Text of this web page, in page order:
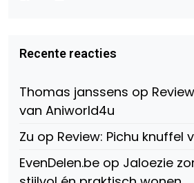
Beauty-
147775071915783/?
Facebook
op
Twitter
op
Instagram
Recente reacties
Thomas janssens op
van Aniworld4u
Zu op Review: Pichu knuffel
EvenDelen.be op Jaloezie